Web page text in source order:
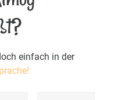
einfach in der